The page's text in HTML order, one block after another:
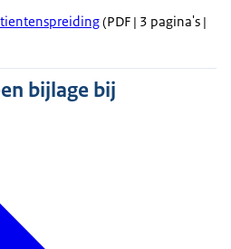
(PDF | 3 pagina's |
bijlage bij